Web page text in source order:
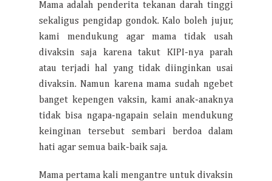
Mama adalah penderita tekanan darah tinggi
sekaligus pengidap gondok. Kalo boleh jujur,
kami mendukung agar mama tidak usah
divaksin saja karena takut KIPI-nya parah
atau terjadi hal yang tidak diinginkan usai
divaksin. Namun karena mama sudah ngebet
banget kepengen vaksin, kami anak-anaknya
tidak bisa ngapa-ngapain selain mendukung
keinginan tersebut sembari berdoa dalam
hati agar semua baik-baik saja.
Mama pertama kali mengantre untuk divaksin